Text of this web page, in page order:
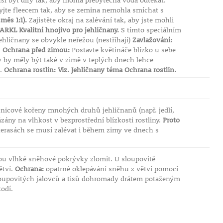
fleecem tak, aby se zemina nemohla smíchat s
1:1).Zajistěte okraj na zalévání tak, aby jste mohli
Kvalitní hnojivo pro jehličnany.S tímto speciálním
se obvykle neřežou (nestříhají) Zavlažování:
Ochrana před zimou:Postavte květináče blízko u sebe
měly být také v zimě v teplých dnech lehce
Ochrana rostlin: Viz. Jehličnany téma Ochrana rostlin.
kořeny mnohých druhů jehličnanů (např. jedlí,
na vlhkost v bezprostřední blízkosti rostliny. Proto
se musí zalévat i během zimy ve dnech s
vlhké sněhové pokrývky zlomit. U sloupovitě
Ochrana:opatrné oklepávání sněhu z větví pomocí
jalovců a tisů dohromady drátem potaženým